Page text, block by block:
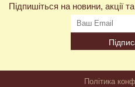
Підпишіться на новини, акції
Політика